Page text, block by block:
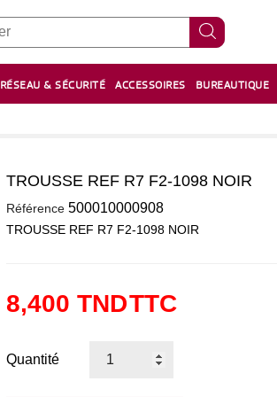
RÉSEAU & SÉCURITÉ ACCESSOIRES BUREAUTIQUE
TROUSSE REF R7 F2-1098 NOIR
Référence 500010000908
TROUSSE REF R7 F2-1098 NOIR
8,400 TNDTTC
Quantité